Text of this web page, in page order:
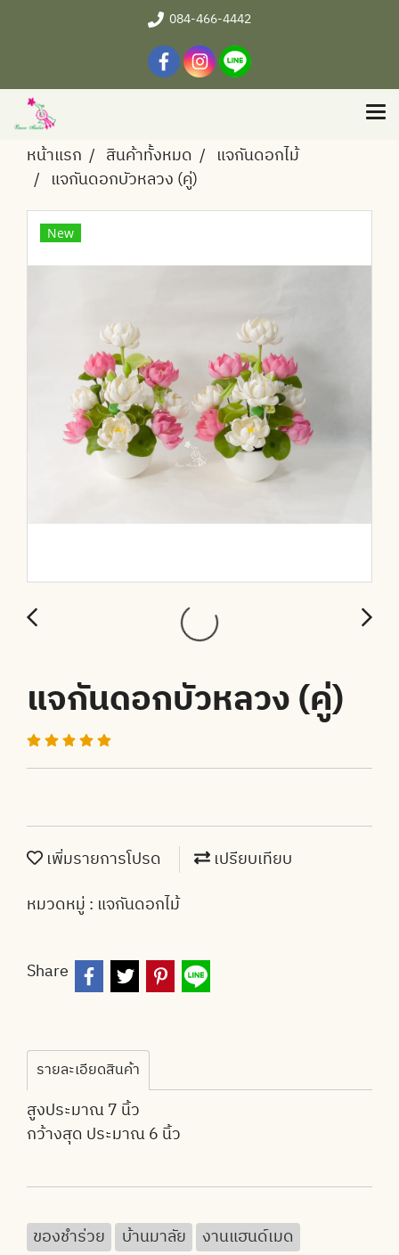
084-466-4442
หน้าแรก สินค้าทั้งหมด
แจกันดอกไม้
แจกันดอกบัวหลวง (คู่)
New
แจกันดอกบัวหลวง (คู่)
เพิ่มรายการโปรด
เปรียบเทียบ
หมวดหมู่ : แจกันดอกไม้
Share
รายละเอียดสินค้า
สูงประมาณ 7 นิ้ว
กว้างสุด ประมาณ 6 นิ้ว
ของชำร่วย บ้านมาลัย
งานแฮนด์เมด